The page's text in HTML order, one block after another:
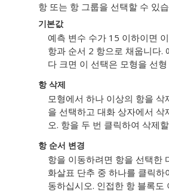
항 또는 항 그룹을 선택할 수 있
기본값
예측 변수 수가 15 이하이면
항과 순서 2 항으로 채웁니다.
다 크면 이 선택은 모형을 선
항 삭제
모형에서 하나 이상의 항을 삭
을 선택하고 대화 상자에서 삭
오. 항을 두 번 클릭하여 삭제
항 순서 변경
항을 이동하려면 항을 선택한
화살표 단추 중 하나를 클릭하
동하십시오. 인접한 항 블록도